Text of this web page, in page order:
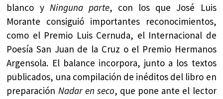
blanco y Ninguna parte, con los que José Luis
Morante consiguió importantes reconocimientos,
como el Premio Luis Cernuda, el Internacional de
Poesía San Juan de la Cruz o el Premio Hermanos
Argensola. El balance incorpora, junto a los textos
publicados, una compilación de inéditos del libro en
preparación Nadar en seco, que pone ante el lector